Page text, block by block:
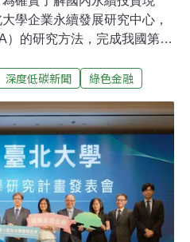
學企業永續發展研究中心，
）的研究方法，完成我國第一
投資市場約31.7%。台灣永
EPS），但近年來愈來愈多
會責任投資（socially
，重視企業的環境、社會與
and Corporate
有永續性（Corporate
「永續投資」的成長速度愈
聯盟（Global Sustainable
深度低碳新聞 綠色金融